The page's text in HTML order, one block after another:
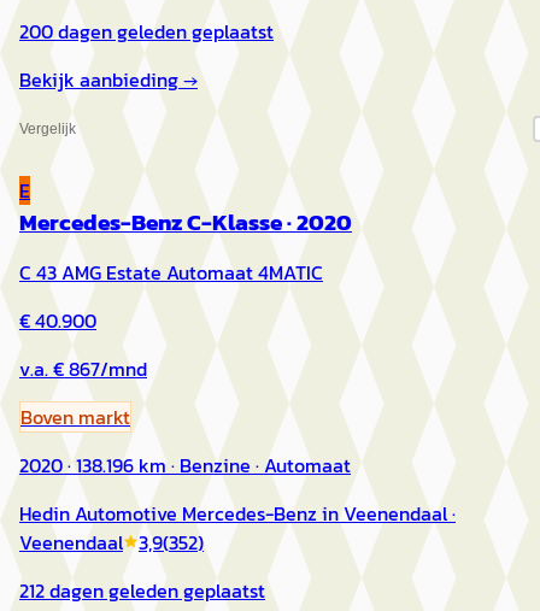
200 dagen geleden geplaatst
Bekijk aanbieding →
Vergelijk
E
Mercedes-Benz C-Klasse·2020
C 43 AMG Estate Automaat 4MATIC
€ 40.900
v.a. € 867/mnd
Boven markt
2020 · 138.196 km · Benzine · Automaat
Hedin Automotive Mercedes-Benz in Veenendaal·
Veenendaal 3,9(352)
212 dagen geleden geplaatst